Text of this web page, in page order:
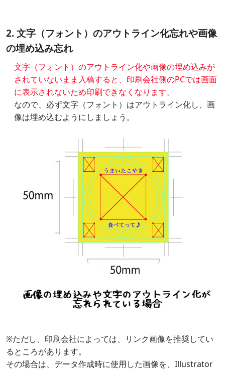
2. 文字（フォント）のアウトライン化忘れや画像
の埋め込み忘れ
文字（フォント）のアウトライン化や画像の埋め込みが
されていないまま入稿すると、印刷会社側のPCでは画面
に表示されないため印刷できなくなります。
なので、必ず文字（フォント）はアウトライン化し、画
像は埋め込むようにしましょう。
※ただし、印刷会社によっては、リンク画像を推奨してい
るところがあります。
その場合は、データ作成時に使用した画像を、Illustrator